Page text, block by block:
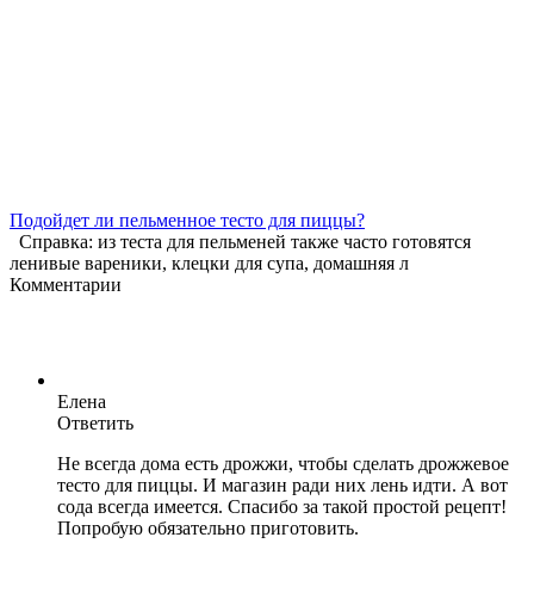
Подойдет ли пельменное тесто для пиццы?
Справка: из теста для пельменей также часто готовятся
ленивые вареники, клецки для супа, домашняя л
Комментарии
Елена
Ответить
Не всегда дома есть дрожжи, чтобы сделать дрожжевое
тесто для пиццы. И магазин ради них лень идти. А вот
сода всегда имеется. Спасибо за такой простой рецепт!
Попробую обязательно приготовить.